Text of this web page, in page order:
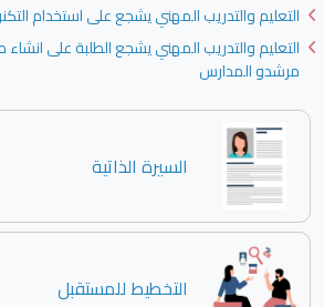
التعليم والتدريب المهني يشجع على استخدام
التعليم والتدريب المهني يشجع الطلبة على
مرشدو المدارس
السيرة الذاتية
التخطيط للمستقبل